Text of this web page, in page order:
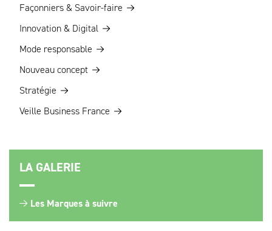
Façonniers & Savoir-faire
Innovation & Digital
Mode responsable
Nouveau concept
Stratégie
Veille Business France
LA GALERIE
Les Marques à suivre